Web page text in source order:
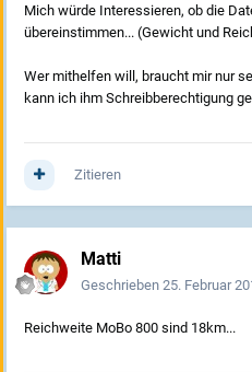
Mich würde Interessieren, ob die
übereinstimmen... (Gewicht und
Wer mithelfen will, braucht mir nur
kann ich ihm Schreibberechtigung
Zitieren
Matti
Geschrieben 25. Februar
Reichweite MoBo 800 sind 18km...